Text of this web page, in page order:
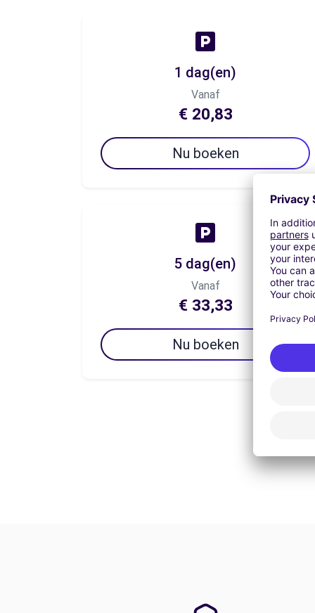
1 dag(en)
Vanaf
€ 20,83
Nu boeken
5 dag(en)
Vanaf
€ 33,33
Nu boeken